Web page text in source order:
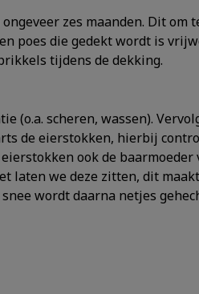
zes maanden. Dit om
poes die gedekt wordt is
tijdens de dekking.
(o.a. scheren, wassen).
de eierstokken, hierbij
ook de
laten we deze zitten, dit
wordt daarna netjes